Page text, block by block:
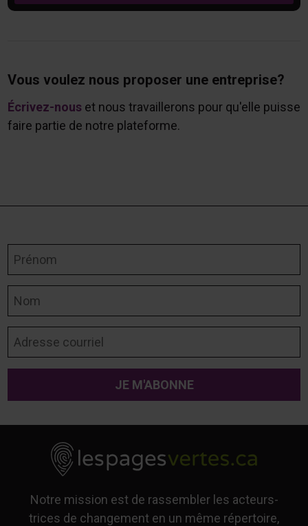
Vous voulez nous proposer une entreprise?
Écrivez-nouset nous travaillerons pour qu'elle puisse
faire partie de notre plateforme.
Notre mission est de rassembler les acteurs-
trices de changement en un même répertoire,